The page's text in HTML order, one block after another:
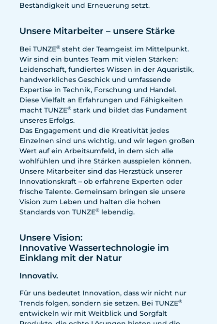
Beständigkeit und Erneuerung setzt.
Unsere Mitarbeiter – unsere Stärke
Bei TUNZE® steht der Teamgeist im Mittelpunkt.
Wir sind ein buntes Team mit vielen Stärken:
Leidenschaft, fundiertes Wissen in der Aquaristik,
handwerkliches Geschick und umfassende
Expertise in Technik, Forschung und Handel.
Diese Vielfalt an Erfahrungen und Fähigkeiten
macht TUNZE® stark und bildet das Fundament
unseres Erfolgs.
Das Engagement und die Kreativität jedes
Einzelnen sind uns wichtig, und wir legen großen
Wert auf ein Arbeitsumfeld, in dem sich alle
wohlfühlen und ihre Stärken ausspielen können.
Unsere Mitarbeiter sind das Herzstück unserer
Innovationskraft – ob erfahrene Experten oder
frische Talente. Gemeinsam bringen sie unsere
Vision zum Leben und halten die hohen
Standards von TUNZE® lebendig.
Unsere Vision:
Innovative Wassertechnologie im
Einklang mit der Natur
Innovativ.
Für uns bedeutet Innovation, dass wir nicht nur
Trends folgen, sondern sie setzen. Bei TUNZE®
entwickeln wir mit Weitblick und Sorgfalt